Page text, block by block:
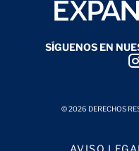
AVISO
SÍGUENOS EN
© 2026 DERECHOS